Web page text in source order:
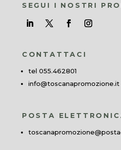
SEGUI I NOSTRI
CONTATTACI
tel 055.462801
info@toscanapromozione.it
POSTA